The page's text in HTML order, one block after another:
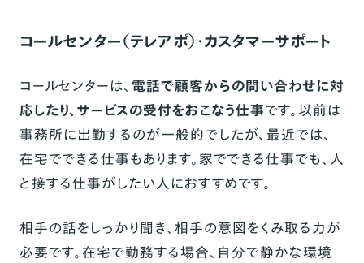
コールセンター（テレアポ）・カスタマーサポート
コールセンターは、 電話で顧客からの問い合わせに対
応したり、サービスの受付をおこなう仕事です。以前は
事務所に出勤するのが一般的でしたが、最近では、
在宅でできる仕事もあります。家でできる仕事でも、人
と接する仕事がしたい人におすすめです。
相手の話をしっかり聞き、相手の意図をくみ取る力が
必要です。在宅で勤務する場合、自分で静かな環境